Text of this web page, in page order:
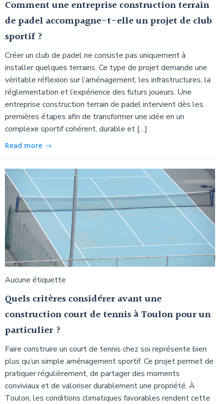
Comment une entreprise construction terrain
de padel accompagne-t-elle un projet de club
sportif ?
Créer un club de padel ne consiste pas uniquement à
installer quelques terrains. Ce type de projet demande une
véritable réflexion sur l’aménagement, les infrastructures, la
réglementation et l’expérience des futurs joueurs. Une
entreprise construction terrain de padel intervient dès les
premières étapes afin de transformer une idée en un
complexe sportif cohérent, durable et […]
Read more
Aucune étiquette
Quels critères considérer avant une
construction court de tennis à Toulon pour un
particulier ?
Faire construire un court de tennis chez soi représente bien
plus qu’un simple aménagement sportif. Ce projet permet de
pratiquer régulièrement, de partager des moments
conviviaux et de valoriser durablement une propriété. À
Toulon, les conditions climatiques favorables rendent cette